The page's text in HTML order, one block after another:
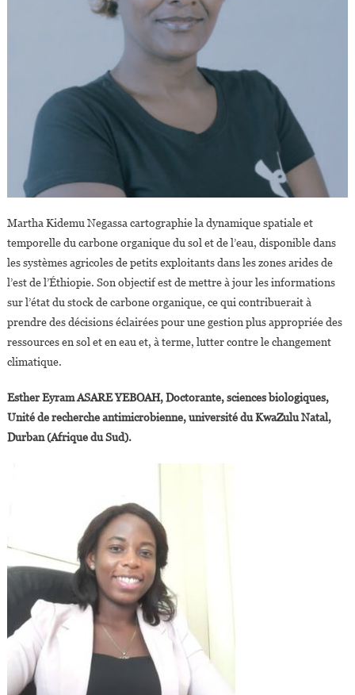
Martha Kidemu Negassa cartographie la dynamique spatiale et
temporelle du carbone organique du sol et de l’eau, disponible dans
les systèmes agricoles de petits exploitants dans les zones arides de
l’est de l’Éthiopie. Son objectif est de mettre à jour les informations
sur l’état du stock de carbone organique, ce qui contribuerait à
prendre des décisions éclairées pour une gestion plus appropriée des
ressources en sol et en eau et, à terme, lutter contre le changement
climatique.
Esther Eyram ASARE YEBOAH, Doctorante, sciences biologiques,
Unité de recherche antimicrobienne, université du KwaZulu Natal,
Durban (Afrique du Sud).